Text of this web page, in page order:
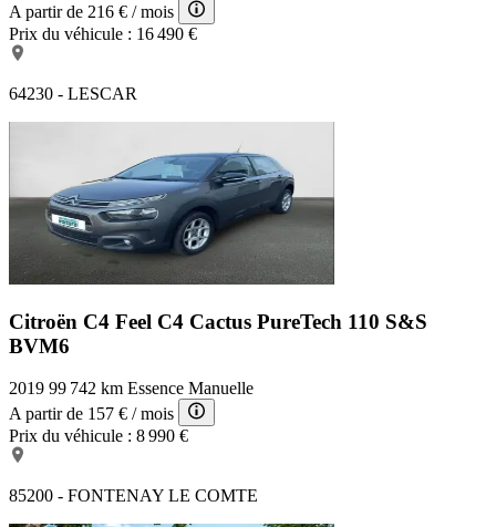
A partir de 216 € / mois
Prix du véhicule : 16 490 €
64230 - LESCAR
Citroën C4 Feel C4 Cactus PureTech 110 S&S
BVM6
2019 99 742 km Essence Manuelle
A partir de 157 € / mois
Prix du véhicule : 8 990 €
85200 - FONTENAY LE COMTE